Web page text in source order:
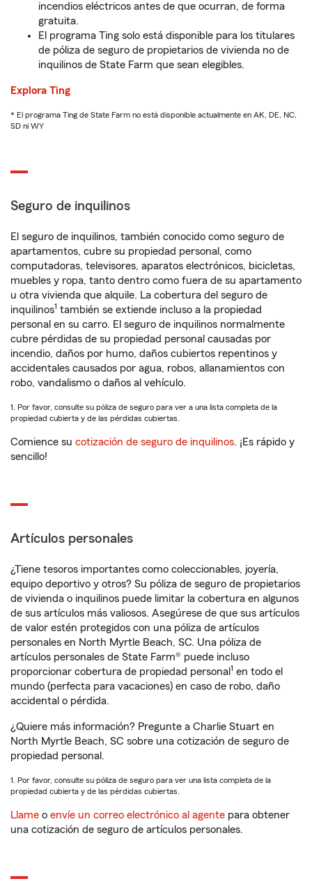
incendios eléctricos antes de que ocurran, de forma
gratuita.
El programa Ting solo está disponible para los titulares
de póliza de seguro de propietarios de vivienda no de
inquilinos de State Farm que sean elegibles.
Explora Ting
* El programa Ting de State Farm no está disponible actualmente en AK, DE, NC,
SD ni WY
Seguro de inquilinos
El seguro de inquilinos, también conocido como seguro de
apartamentos, cubre su propiedad personal, como
computadoras, televisores, aparatos electrónicos, bicicletas,
muebles y ropa, tanto dentro como fuera de su apartamento
u otra vivienda que alquile. La cobertura del seguro de
inquilinos1 también se extiende incluso a la propiedad
personal en su carro. El seguro de inquilinos normalmente
cubre pérdidas de su propiedad personal causadas por
incendio, daños por humo, daños cubiertos repentinos y
accidentales causados por agua, robos, allanamientos con
robo, vandalismo o daños al vehículo.
1. Por favor, consulte su póliza de seguro para ver a una lista completa de la
propiedad cubierta y de las pérdidas cubiertas.
Comience su cotización de seguro de inquilinos. ¡Es rápido y
sencillo!
Artículos personales
¿Tiene tesoros importantes como coleccionables, joyería,
equipo deportivo y otros? Su póliza de seguro de propietarios
de vivienda o inquilinos puede limitar la cobertura en algunos
de sus artículos más valiosos. Asegúrese de que sus artículos
de valor estén protegidos con una póliza de artículos
personales en North Myrtle Beach, SC. Una póliza de
artículos personales de State Farm® puede incluso
proporcionar cobertura de propiedad personal 1 en todo el
mundo (perfecta para vacaciones) en caso de robo, daño
accidental o pérdida.
¿Quiere más información? Pregunte a Charlie Stuart en
North Myrtle Beach, SC sobre una cotización de seguro de
propiedad personal.
1. Por favor, consulte su póliza de seguro para ver una lista completa de la
propiedad cubierta y de las pérdidas cubiertas.
Llame o envíe un correo electrónico al agente para obtener
una cotización de seguro de artículos personales.